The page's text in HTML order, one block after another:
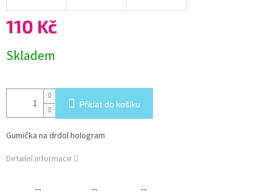
110 Kč
cena:
Skladem
Přidat do košíku
Gumička na drdol hologram
Detailní informace